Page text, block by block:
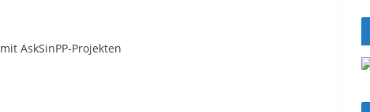
AskSinPP-Projekten